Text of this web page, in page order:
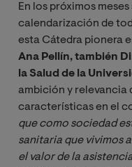
En los próximos
calendarización de
esta Cátedra pionera
Ana Pellín, también
la Salud de la
ambición y relevancia
características en el
que como sociedad
sanitaria que vivimos a
el valor de la